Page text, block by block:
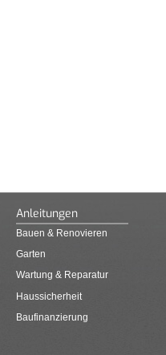
Anleitungen
Bauen & Renovieren
Garten
Wartung & Reparatur
Haussicherheit
Baufinanzierung